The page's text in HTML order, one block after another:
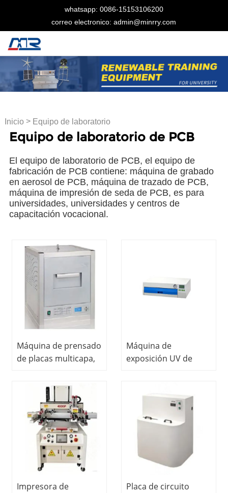
whatsapp: 0086-15153106200
correo electronico: admin@minrry.com
Inicio> Equipo de laboratorio
de PCB
Equipo de laboratorio de PCB
El equipo de laboratorio de PCB, el equipo de
fabricación de PCB contiene: máquina de grabado
en aerosol de PCB, máquina de trazado de PCB,
máquina de impresión de seda de PCB, es para
universidades, universidades y centros de
capacitación vocacional.
Máquina de prensado
de placas multicapa,
para laboratorios
escolares, equipo
didáctico, equipo de
laboratorio de PCB
Máquina de
exposición UV de
Equipo didáctico
Equipo de laboratorio
de PCB
Impresora de
Placa de circuito